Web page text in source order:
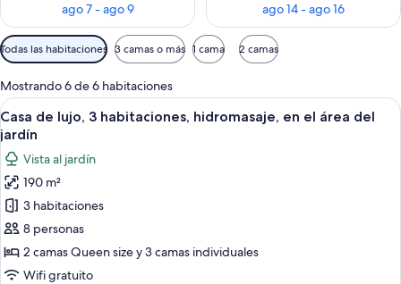
ago 7 - ago 9
ago 14 - ago 16
Filtros
disponibles
para
las
habitaciones
Todas las habitaciones 3 camas o más 1 cama 2 camas
Mostrando 6 de 6 habitaciones
Ver
todas
las
fotos
de
Casa
de
lujo,
3
Un edificio moderno con grandes
22
Casa de lujo, 3 habitaciones, hidromasaje, en el área del
jardín
Vista al jardín
190 m²
3 habitaciones
8 personas
2 camas Queen size y 3 camas individuales
Wifi gratuito